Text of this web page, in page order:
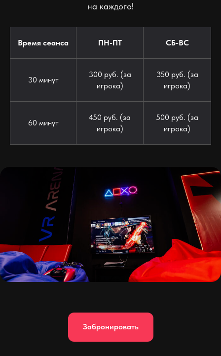
на каждого!
Время сеанса ПН-ПТ СБ-ВС
30 минут
300 руб. (за
игрока)
350 руб. (за
игрока)
60 минут
450 руб. (за
игрока)
500 руб. (за
игрока)
Забронировать